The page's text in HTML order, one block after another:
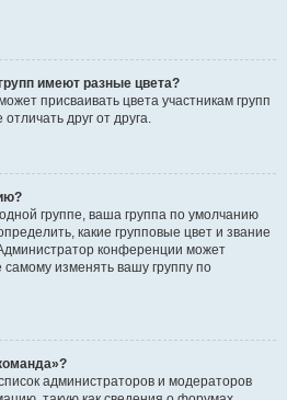
имеют разные цвета?
присваивать цвета участникам групп
друг от друга.
группе, ваша группа по умолчанию
какие групповые цвет и звание
конференции может
изменять вашу группу по
администраторов и модераторов